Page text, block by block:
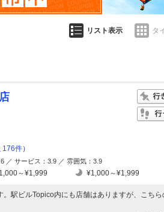
リスト表示 タ
176件）
／ サービス：3.9 ／ 雰囲気：3.9
～¥1,999 ¥1,000～¥1,999
駅ビルTopico内にも店舗はありますが、こちら